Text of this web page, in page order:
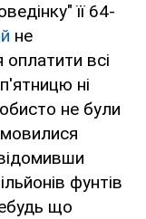
її 64-
не
всі
ні
не були
фунтів
що